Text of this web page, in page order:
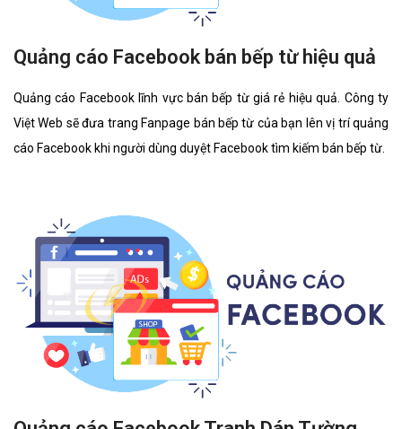
Quảng cáo Facebook bán bếp từ hiệu quả
Quảng cáo Facebook lĩnh vực bán bếp từ giá rẻ hiệu quả. Công ty
Việt Web sẽ đưa trang Fanpage bán bếp từ của bạn lên vị trí quảng
cáo Facebook khi người dùng duyệt Facebook tìm kiếm bán bếp từ.